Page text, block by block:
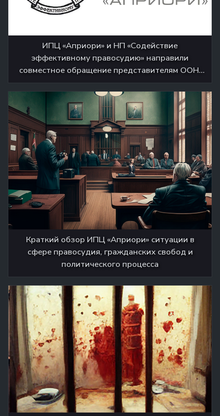
ИПЦ «Априори» и НП «Содействие
эффективному правосудию» направили
совместное обращение представителям ООН,
ОБСЕ, ЕС, РМ, РФ, США, Украины и
Приднестровья
Краткий обзор ИПЦ «Априори» ситуации в
сфере правосудия, гражданских свобод и
политического процесса